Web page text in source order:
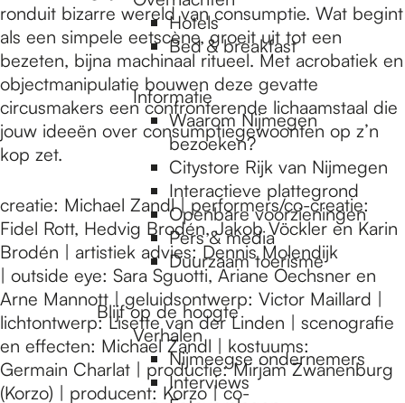
Hotels
Bed & breakfast
Informatie
Waarom Nijmegen
bezoeken?
Citystore Rijk van Nijmegen
Interactieve plattegrond
Openbare voorzieningen
Pers & media
Duurzaam toerisme
Blijf op de hoogte
Verhalen
Nijmeegse ondernemers
Interviews
ronduit bizarre wereld van consumptie. Wat begint
als een simpele eetscène, groeit uit tot een
bezeten, bijna machinaal ritueel. Met acrobatiek en
objectmanipulatie bouwen deze gevatte
circusmakers een confronterende lichaamstaal die
jouw ideeën over consumptiegewoonten op z’n
kop zet.
creatie: Michael Zandl | performers/co-creatie:
Fidel Rott, Hedvig Brodén, Jakob Vöckler en Karin
Brodén | artistiek advies: Dennis Molendijk
| outside eye: Sara Sguotti, Ariane Oechsner en
Arne Mannott | geluidsontwerp: Victor Maillard |
lichtontwerp: Lisette van der Linden | scenografie
en effecten: Michael Zandl | kostuums:
Germain Charlat | productie: Mirjam Zwanenburg
(Korzo) | producent: Korzo | co-